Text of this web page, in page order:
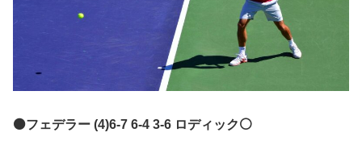
⚫️フェデラー (4)6-7 6-4 3-6 ロディック⚪️